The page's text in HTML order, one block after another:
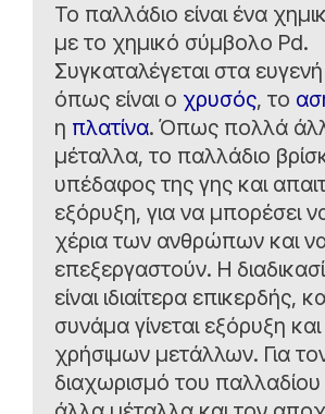
Το παλλάδιο είναι ένα
με το χημικό σύμβολο Pd.
Συγκαταλέγεται στα
όπως είναι ο χρυσός, το
η πλατίνα. Όπως πολλά
μέταλλα, το παλλάδιο
υπέδαφος της γης και
εξόρυξη, για να μπορέσει
χέρια των ανθρώπων και
επεξεργαστούν. Η
είναι ιδιαίτερα επικερδής,
συνάμα γίνεται εξόρυξη
χρήσιμων μετάλλων. Για
διαχωρισμό του